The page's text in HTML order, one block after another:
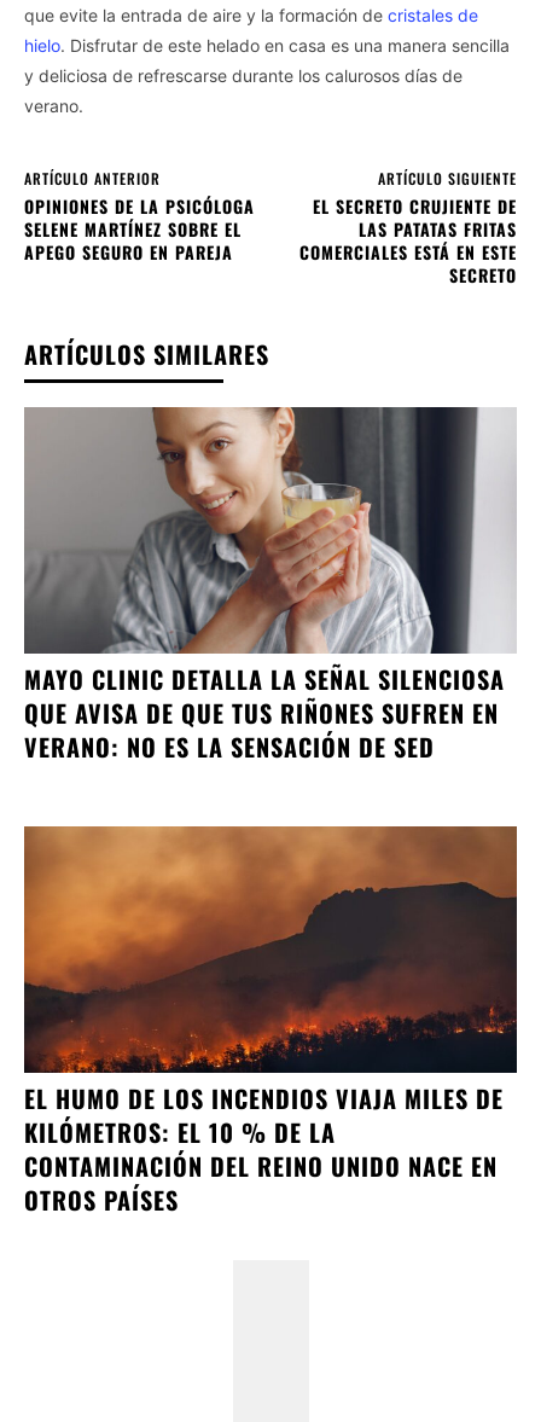
que evite la entrada de aire y la formación de cristales de
hielo. Disfrutar de este helado en casa es una manera sencilla
y deliciosa de refrescarse durante los calurosos días de
verano.
ARTÍCULO ANTERIOR
OPINIONES DE LA PSICÓLOGA
SELENE MARTÍNEZ SOBRE EL
APEGO SEGURO EN PAREJA
ARTÍCULO SIGUIENTE
EL SECRETO CRUJIENTE DE
LAS PATATAS FRITAS
COMERCIALES ESTÁ EN ESTE
SECRETO
ARTÍCULOS SIMILARES
MAYO CLINIC DETALLA LA SEÑAL SILENCIOSA
QUE AVISA DE QUE TUS RIÑONES SUFREN EN
VERANO: NO ES LA SENSACIÓN DE SED
EL HUMO DE LOS INCENDIOS VIAJA MILES DE
KILÓMETROS: EL 10 % DE LA
CONTAMINACIÓN DEL REINO UNIDO NACE EN
OTROS PAÍSES